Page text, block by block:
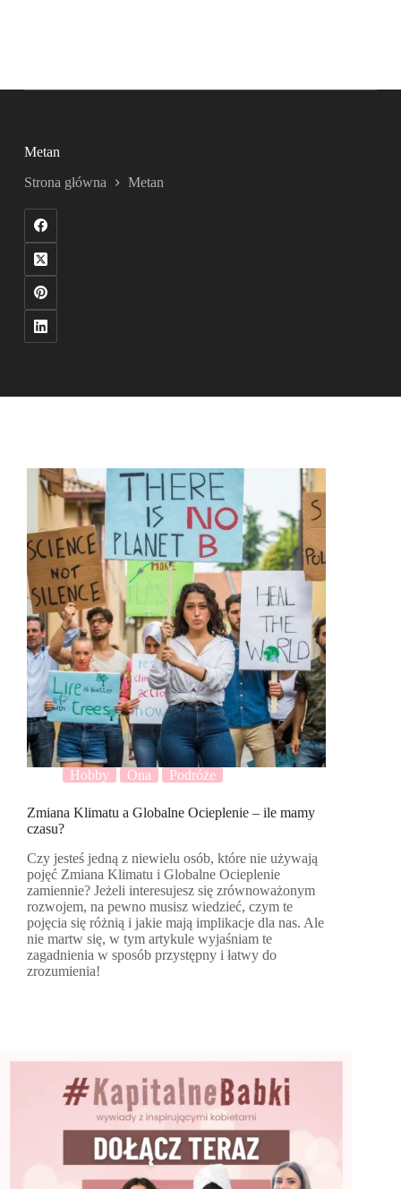
Metan
Strona główna Metan
Hobby Ona Podróże
Zmiana Klimatu a Globalne Ocieplenie – ile mamy
czasu?
Czy jesteś jedną z niewielu osób, które nie używają
pojęć Zmiana Klimatu i Globalne Ocieplenie
zamiennie? Jeżeli interesujesz się zrównoważonym
rozwojem, na pewno musisz wiedzieć, czym te
pojęcia się różnią i jakie mają implikacje dla nas. Ale
nie martw się, w tym artykule wyjaśniam te
zagadnienia w sposób przystępny i łatwy do
zrozumienia!